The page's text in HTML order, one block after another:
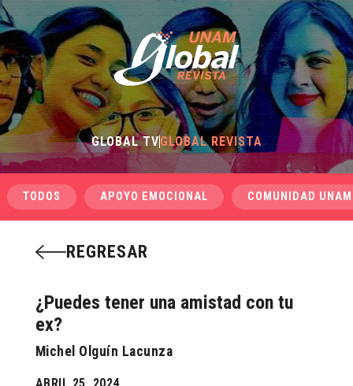
GLOBAL TVGLOBAL REVISTA
TODOS APOYO EMOCIONAL COMUNIDAD UNAM
REGRESAR
¿Puedes tener una amistad con tu
ex?
Michel Olguín Lacunza